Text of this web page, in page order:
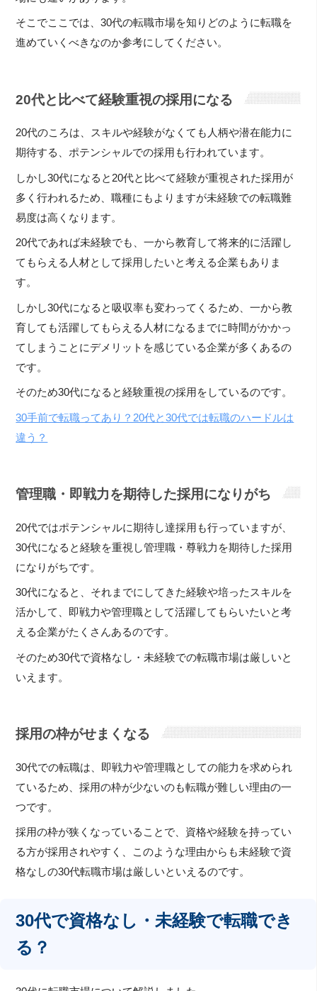
そこでここでは、30代の転職市場を知りどのように転職を
進めていくべきなのか参考にしてください。
20代と比べて経験重視の採用になる
20代のころは、スキルや経験がなくても人柄や潜在能力に
期待する、ポテンシャルでの採用も行われています。
しかし30代になると20代と比べて経験が重視された採用が
多く行われるため、職種にもよりますが未経験での転職難
易度は高くなります。
20代であれば未経験でも、一から教育して将来的に活躍し
てもらえる人材として採用したいと考える企業もありま
す。
しかし30代になると吸収率も変わってくるため、一から教
育しても活躍してもらえる人材になるまでに時間がかかっ
てしまうことにデメリットを感じている企業が多くあるの
です。
そのため30代になると経験重視の採用をしているのです。
30手前で転職ってあり？20代と30代では転職のハードルは
違う？
管理職・即戦力を期待した採用になりがち
20代ではポテンシャルに期待し達採用も行っていますが、
30代になると経験を重視し管理職・尊戦力を期待した採用
になりがちです。
30代になると、それまでにしてきた経験や培ったスキルを
活かして、即戦力や管理職として活躍してもらいたいと考
える企業がたくさんあるのです。
そのため30代で資格なし・未経験での転職市場は厳しいと
いえます。
採用の枠がせまくなる
30代での転職は、即戦力や管理職としての能力を求められ
ているため、採用の枠が少ないのも転職が難しい理由の一
つです。
採用の枠が狭くなっていることで、資格や経験を持ってい
る方が採用されやすく、このような理由からも未経験で資
格なしの30代転職市場は厳しいといえるのです。
30代で資格なし・未経験で転職でき
る？